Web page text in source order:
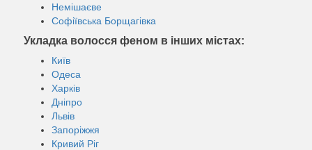
Немішаєве
Софіївська Борщагівка
Укладка волосся феном в інших містах:
Київ
Одеса
Харків
Дніпро
Львів
Запоріжжя
Кривий Ріг